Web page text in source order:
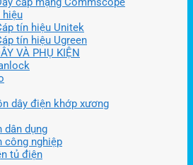
hiệu
tín hiệu Unitek
tín hiệu Ugreen
VÀ PHỤ KIỆN
dây điện khớp xương
dân dụng
công nghiệp
tủ điện